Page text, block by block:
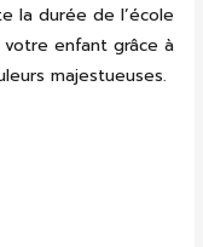
la durée de l’école
votre enfant grâce à
majestueuses.